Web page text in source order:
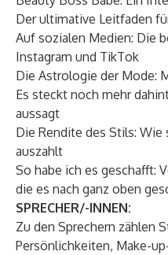
Der ultimative Leitfaden
Auf sozialen Medien: Die
Instagram und TikTok
Die Astrologie der Mode:
Es steckt noch mehr
aussagt
Die Rendite des Stils:
auszahlt
So habe ich es geschafft:
die es nach ganz oben
SPRECHER/-INNEN:
Zu den Sprechern zählen
Persönlichkeiten, Make-